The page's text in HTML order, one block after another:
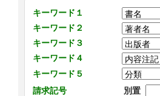
キーワード１
キーワード２
キーワード３
キーワード４
キーワード５
請求記号
別置